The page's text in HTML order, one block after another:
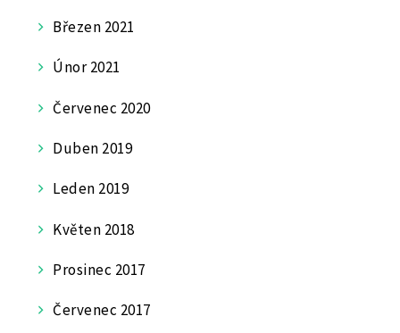
Březen 2021
Únor 2021
Červenec 2020
Duben 2019
Leden 2019
Květen 2018
Prosinec 2017
Červenec 2017